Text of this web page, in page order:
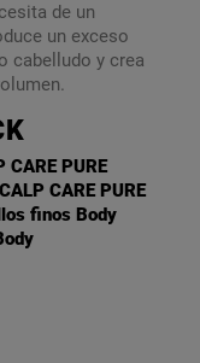
de un
un exceso
cabelludo y crea
PURE
CARE PURE
finos Body